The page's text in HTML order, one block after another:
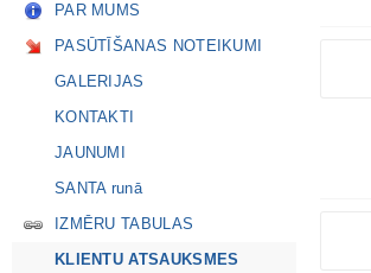
PAR MUMS
PASŪTĪŠANAS NOTEIKUMI
GALERIJAS
KONTAKTI
JAUNUMI
SANTA runā
IZMĒRU TABULAS
KLIENTU ATSAUKSMES